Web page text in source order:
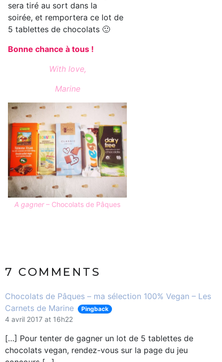
sera tiré au sort dans la
soirée, et remportera ce lot de
5 tablettes de chocolats 🙂
Bonne chance à tous !
With love,
Marine
A gagner– Chocolats de Pâques
7 COMMENTS
Chocolats de Pâques – ma sélection 100% Vegan – Les
Carnets de Marine
Pingback
4 avril 2017 at 16h22
[…] Pour tenter de gagner un lot de 5 tablettes de
chocolats vegan, rendez-vous sur la page du jeu